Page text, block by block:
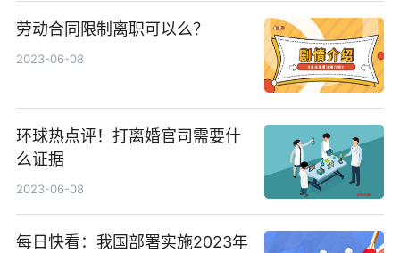
劳动合同限制离职可以么？
2023-06-08
环球热点评！打离婚官司需要什
么证据
2023-06-08
每日快看：我国部署实施2023年